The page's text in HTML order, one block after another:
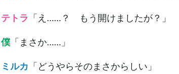
テトラ 「え……？ もう開けましたが？」
僕「まさか……」
ミルカ 「どうやらそのまさからしい」